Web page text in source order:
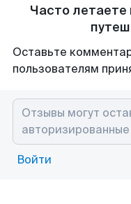
Часто летаете
Оставьте
пользователям
Войти